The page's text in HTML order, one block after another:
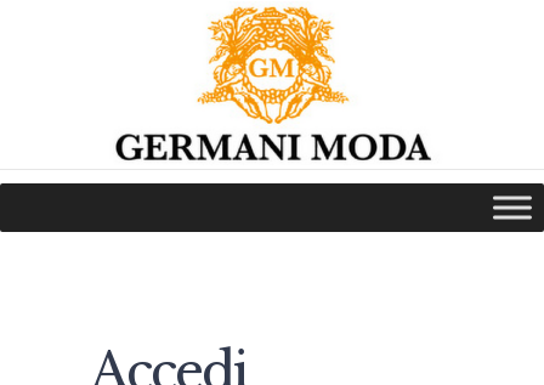
CHI SIAMO
NEWS
CONTATTI
Accedi